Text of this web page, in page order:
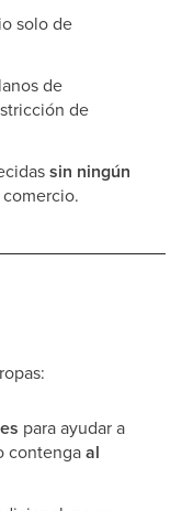
solo de
de
de
sin ningún
para ayudar a
contengaal